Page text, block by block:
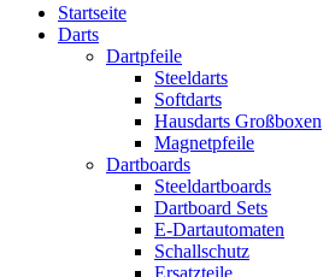
Startseite
Darts
Dartpfeile
Steeldarts
Softdarts
Hausdarts Großboxen
Magnetpfeile
Dartboards
Steeldartboards
Dartboard Sets
E-Dartautomaten
Schallschutz
Ersatzteile